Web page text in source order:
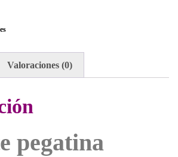
Valoraciones (0)
pegatina